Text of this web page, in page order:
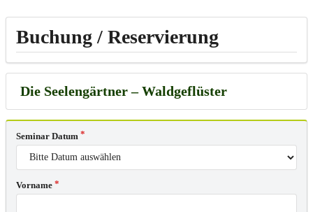
Buchung / Reservierung
Seminar Datum
Vorname